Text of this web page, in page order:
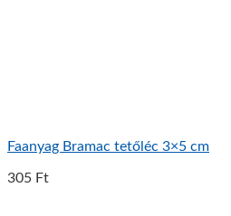
Faanyag Bramac tetőléc 3×5 cm
305 Ft